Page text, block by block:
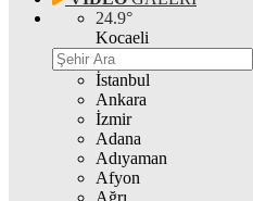
24.9°
Kocaeli
İstanbul
Ankara
İzmir
Adana
Adıyaman
Afyon
Ağrı